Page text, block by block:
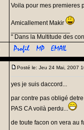
Voila pour mes premieres
Amicallement Makir
" Dans la Multitude des
Posté le: Jeu 24 Mai, 2007
yes je suis daccord...
par contre pas obligé
PAS CA voilà perdu...
de toute facon on vera au